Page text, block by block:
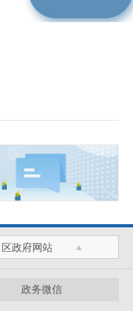
区政府网站
政务微信